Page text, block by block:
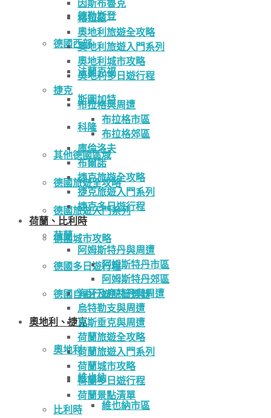
德勒斯登
德國西部
法蘭克福
斯圖加特
科隆
其他德國區域
德國旅遊全攻略
德國旅遊入門系列
德國城市攻略
德國多日遊行程
德國自由行遊記篩選器
奧地利、捷克
奧地利
維也納
維也納市區
因斯布魯克
格拉茲
奧地利旅遊全攻略
奧地利旅遊入門系列
奧地利城市攻略
奧地利多日遊行程
捷克
布拉格與周遭
布拉格市區
布拉格郊區
庫倫洛夫
布爾諾
捷克旅遊全攻略
捷克旅遊入門系列
捷克多日遊行程
荷蘭、比利時
荷蘭
阿姆斯特丹與周遭
阿姆斯特丹市區
阿姆斯特丹郊區
海牙及鹿特丹與周遭
烏特勒支與周遭
馬斯垂克與周遭
荷蘭旅遊全攻略
荷蘭旅遊入門系列
荷蘭城市攻略
荷蘭多日遊行程
荷蘭景點清單
比利時